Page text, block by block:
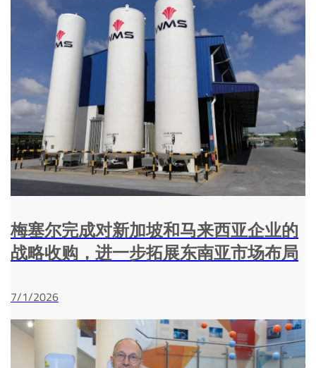
梅塞尔完成对新加坡和马来西亚企业的
战略收购，进一步拓展东南亚市场布局
7/1/2026